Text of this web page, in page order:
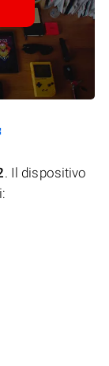
. Il dispositivo